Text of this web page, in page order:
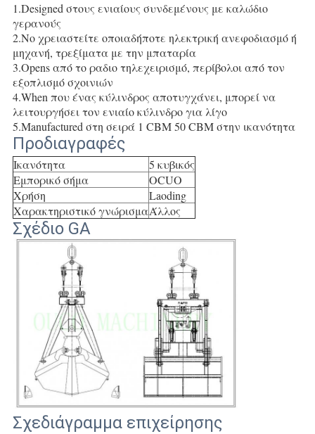
1.Designed στους ενιαίους συνδεμένους με καλώδιο
γερανούς
2.No χρειαστείτε οποιαδήποτε ηλεκτρική ανεφοδιασμό ή
μηχανή, τρεξίματα με την μπαταρία
3.Opens από το ραδιο τηλεχειρισμό, περίβολοι από τον
εξοπλισμό σχοινιών
4.When που ένας κύλινδρος αποτυγχάνει, μπορεί να
λειτουργήσει τον ενιαίο κύλινδρο για λίγο
5.Manufactured στη σειρά 1 CBM 50 CBM στην ικανότητα
Προδιαγραφές
Ικανότητα
5 κυβικός
Εμπορικό σήμα
OCUO
Χρήση
Laoding
Χαρακτηριστικό γνώρισμαΆλλος
Σχέδιο GA
Σχεδιάγραμμα επιχείρησης